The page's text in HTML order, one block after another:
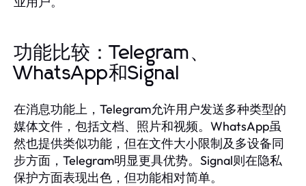
功能比较：Telegram、
WhatsApp和Signal
在消息功能上，Telegram允许用户发送多种类型的
媒体文件，包括文档、照片和视频。WhatsApp虽
然也提供类似功能，但在文件大小限制及多设备同
步方面，Telegram明显更具优势。Signal则在隐私
保护方面表现出色，但功能相对简单。